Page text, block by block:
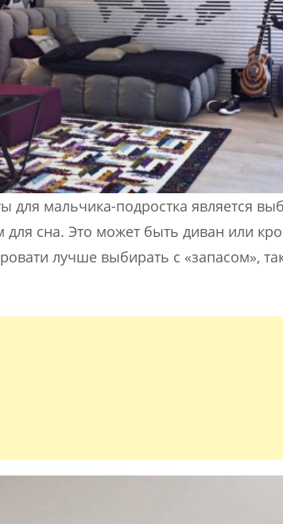
для мальчика-подростка является
для сна. Это может быть диван или
лучше выбирать с «запасом»,